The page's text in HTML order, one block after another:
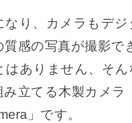
り、カメラもデ
感の写真が撮影で
はありません、そ
立てる木製カメラ
」です。